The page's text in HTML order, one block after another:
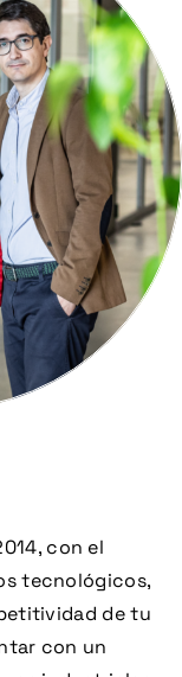
con el
tecnológicos,
de tu
con un